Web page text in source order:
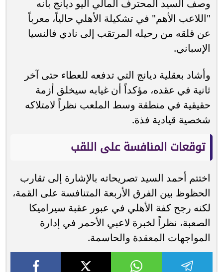
وصف السيد المحترف المالي أليو ديانج بأنه
"اللاعب الأهم" في تشكيلة الأهلي حالياً، معرباً
عن قلقه من رحيله المرتقب إلى نادي فالنسيا
الإسباني.
وأشاد بعقلية ديانج التي تدفعه للعطاء حتى آخر
ثانية في عقده، مؤكداً أن غيابه سيخلق أزمة
حقيقية في منطقة وسط الملعب نظراً لامتلاكه
شخصية قيادية فذة.
توقعات المنافسة على اللقب
اختتم أحمد السيد تصريحاته بالإشارة إلى تقارب
الحظوظ بين الفرق الأربعة المتنافسة على القمة،
لكنه رجح كفة الأهلي في عبور عقبة سيراميكا
الصعبة، نظراً لخبرة لاعبي الأحمر في إدارة
المواجهات المعقدة والحاسمة.